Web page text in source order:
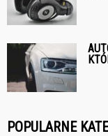
POPULARNE